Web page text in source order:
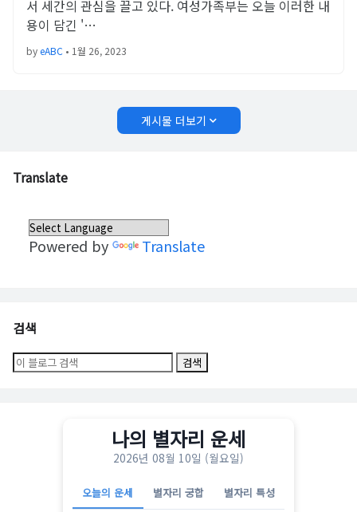
서 세간의 관심을 끌고 있다. 여성가족부는 오늘 이러한 내
용이 담긴 '…
byeABC • 1월 26, 2023
게시물 더보기
Translate
Powered by Translate
검색
나의 별자리 운세
2026년 08월 10일 (월요일)
오늘의 운세 별자리 궁합 별자리 특성